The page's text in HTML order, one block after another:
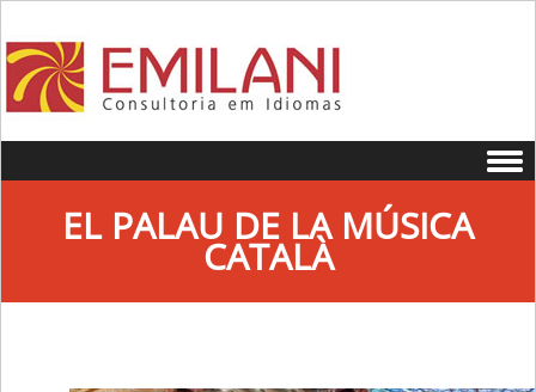
EL PALAU DE LA MÚSICA
CATALÀ